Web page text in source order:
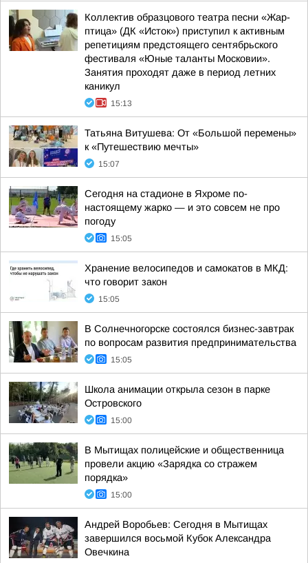
Коллектив образцового театра песни «Жар-
птица» (ДК «Исток») приступил к активным
репетициям предстоящего сентябрьского
фестиваля «Юные таланты Московии».
Занятия проходят даже в период летних
каникул
15:13
Татьяна Витушева: От «Большой перемены»
к «Путешествию мечты»
15:07
Сегодня на стадионе в Яхроме по-
настоящему жарко — и это совсем не про
погоду
15:05
Хранение велосипедов и самокатов в МКД:
что говорит закон
15:05
В Солнечногорске состоялся бизнес-завтрак
по вопросам развития предпринимательства
15:05
Школа анимации открыла сезон в парке
Островского
15:00
В Мытищах полицейские и общественница
провели акцию «Зарядка со стражем
порядка»
15:00
Андрей Воробьев: Сегодня в Мытищах
завершился восьмой Кубок Александра
Овечкина